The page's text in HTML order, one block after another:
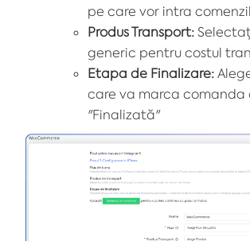
pe care vor intra
Produs Transport:
generic pentru costul
Etapa de Finalizare:
care va marca comanda
"Finalizată"